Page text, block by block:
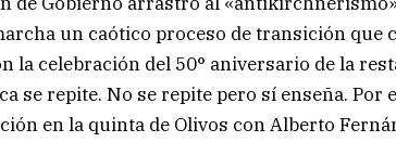
un caótico proceso de transición que
la celebración del 50° aniversario de la
se repite. No se repite pero sí enseña. Por
en la quinta de Olivos con Alberto